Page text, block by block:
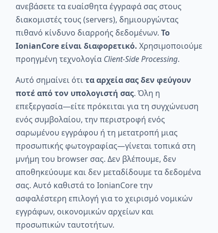
ανεβάσετε τα ευαίσθητα έγγραφά σας στους
διακομιστές τους (servers), δημιουργώντας
πιθανό κίνδυνο διαρροής δεδομένων. Το
IonianCore είναι διαφορετικό. Χρησιμοποιούμε
προηγμένη τεχνολογία Client-Side Processing.
Αυτό σημαίνει ότιτα αρχεία σας δεν φεύγουν
ποτέ από τον υπολογιστή σας. Όλη η
επεξεργασία—είτε πρόκειται για τη συγχώνευση
ενός συμβολαίου, την περιστροφή ενός
σαρωμένου εγγράφου ή τη μετατροπή μιας
προσωπικής φωτογραφίας—γίνεται τοπικά στη
μνήμη του browser σας. Δεν βλέπουμε, δεν
αποθηκεύουμε και δεν μεταδίδουμε τα δεδομένα
σας. Αυτό καθιστά το IonianCore την
ασφαλέστερη επιλογή για το χειρισμό νομικών
εγγράφων, οικονομικών αρχείων και
προσωπικών ταυτοτήτων.